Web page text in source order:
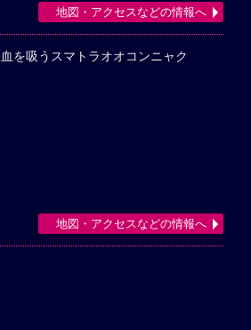
血を吸うスマトラオオコンニャク
地図・アクセスなどの情報へ
地図・アクセスなどの情報へ